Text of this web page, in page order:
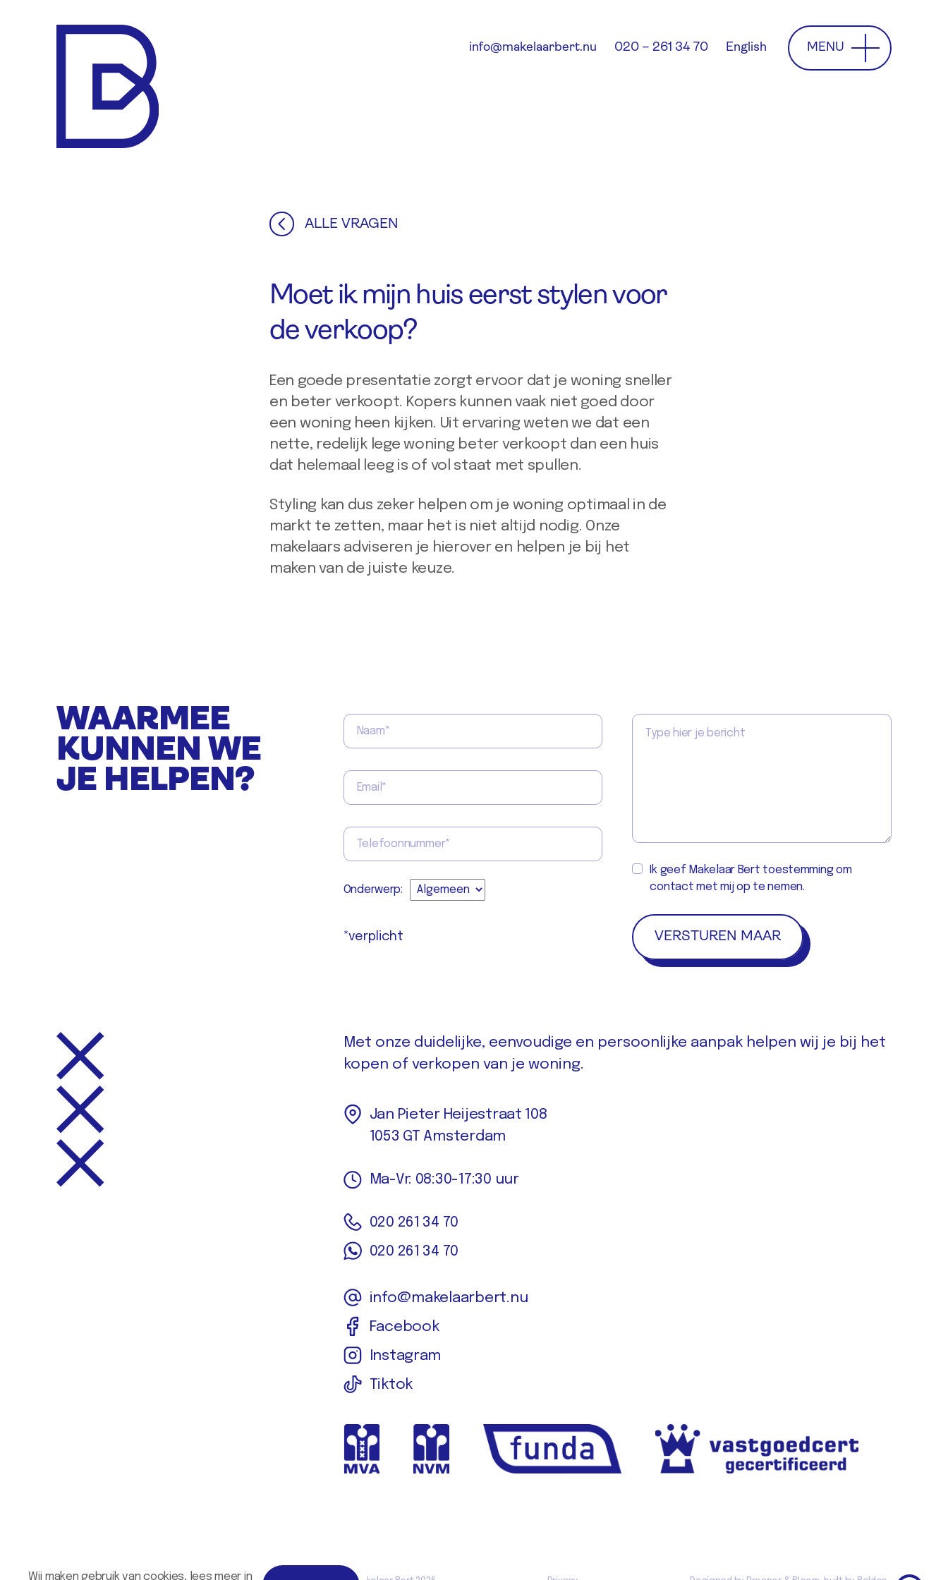
info@makelaarbert.nu 020 – 261 34 70 English MENU
ALLE VRAGEN
Moet ik mijn huis eerst stylen voor
de verkoop?
Een goede presentatie zorgt ervoor dat je woning sneller
en beter verkoopt. Kopers kunnen vaak niet goed door
een woning heen kijken. Uit ervaring weten we dat een
nette, redelijk lege woning beter verkoopt dan een huis
dat helemaal leeg is of vol staat met spullen.
Styling kan dus zeker helpen om je woning optimaal in de
markt te zetten, maar het is niet altijd nodig. Onze
makelaars adviseren je hierover en helpen je bij het
maken van de juiste keuze.
WAARMEE
KUNNEN WE
JE HELPEN?
Onderwerp:
*verplicht
Ik geef Makelaar Bert toestemming om
contact met mij op te nemen.
Met onze duidelijke, eenvoudige en persoonlijke aanpak helpen wij je bij het
kopen of verkopen van je woning.
Jan Pieter Heijestraat 108
1053 GT Amsterdam
Ma-Vr: 08:30-17:30 uur
020 261 34 70
020 261 34 70
info@makelaarbert.nu
Facebook
Instagram
Tiktok
Wij maken gebruik van cookies, lees meer in